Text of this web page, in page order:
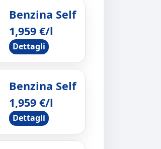
Benzina Self
1,959 €/l
Dettagli
Benzina Self
1,959 €/l
Dettagli